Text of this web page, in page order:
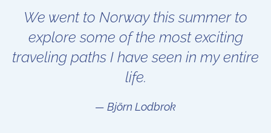
We went to Norway this summer to
explore some of the most exciting
traveling paths I have seen in my entire
life.
Björn Lodbrok